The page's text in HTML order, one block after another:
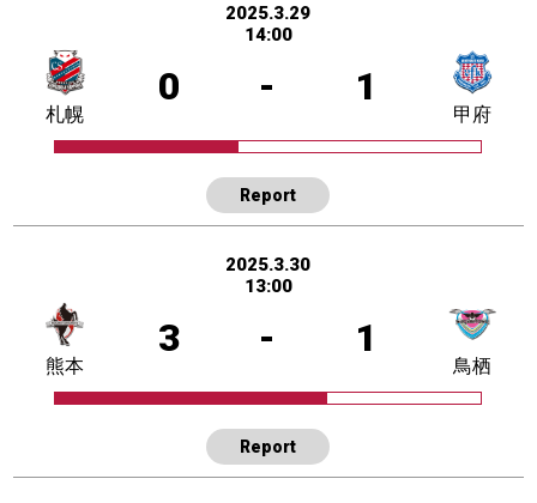
2025.3.29
14:00
0 - 1
札幌 甲府
Report
2025.3.30
13:00
3 - 1
熊本 鳥栖
Report